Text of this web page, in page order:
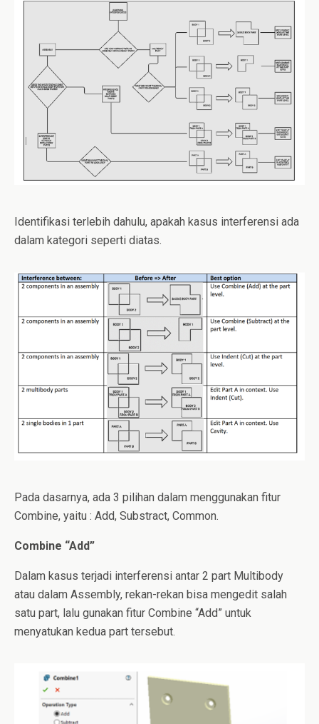
Identifikasi terlebih dahulu, apakah kasus interferensi ada
dalam kategori seperti diatas.
Pada dasarnya, ada 3 pilihan dalam menggunakan fitur
Combine, yaitu : Add, Substract, Common.
Combine “Add”
Dalam kasus terjadi interferensi antar 2 part Multibody
atau dalam Assembly, rekan-rekan bisa mengedit salah
satu part, lalu gunakan fitur Combine “Add” untuk
menyatukan kedua part tersebut.